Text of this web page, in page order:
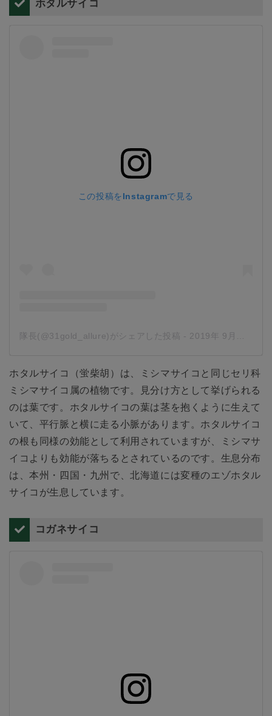
ホタルサイコ
この投稿をInstagramで見る
隊長(@31gold_allure)がシェアした投稿 - 2019年 9月月12日午後1時02分PDT
ホタルサイコ（蛍柴胡）は、ミシマサイコと同じセリ科
ミシマサイコ属の植物です。見分け方として挙げられる
のは葉です。ホタルサイコの葉は茎を抱くように生えて
いて、平行脈と横に走る小脈があります。ホタルサイコ
の根も同様の効能として利用されていますが、ミシマサ
イコよりも効能が落ちるとされているのです。生息分布
は、本州・四国・九州で、北海道には変種のエゾホタル
サイコが生息しています。
コガネサイコ